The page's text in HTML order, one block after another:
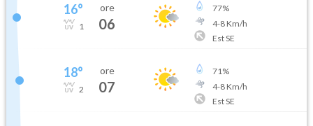
16°
1
ore
06
77%
4-8Km/h
Est SE
18°
2
ore
07
71%
4-8Km/h
Est SE